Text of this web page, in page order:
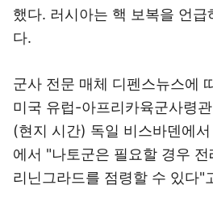
했다. 러시아는 핵 보복을 언급
다.
군사 전문 매체 디펜스뉴스에
미국 유럽-아프리카육군사령
(현지 시간) 독일 비스바덴에
에서 "나토군은 필요할 경우
리닌그라드를 점령할 수 있다"